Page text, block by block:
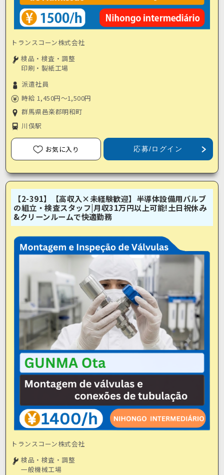
トランスコーン株式会社
検品・検査・調整
印刷・製紙工場
派遣社員
時給 1,450円～1,500円
群馬県邑楽郡明和町
川俣駅
お気に入り 応募/ログイン
【2-391】【高収入×未経験歓迎】半導体設備用バルブ
の組立・検査スタッフ|月収31万円以上可能!土日祝休み
&クリーンルームで快適勤務
トランスコーン株式会社
検品・検査・調整
一般機械工場